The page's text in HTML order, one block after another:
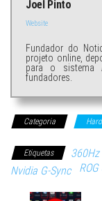
Joel Pinto
Website
Fundador do
projeto online,
para o sistema
fundadores.
Categoria
Etiquetas 360Hz
Nvidia G-Sync